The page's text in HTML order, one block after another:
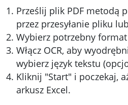
Prześlij plik PDF metodą
przez przesyłanie pliku
Wybierz potrzebny format
Włącz OCR, aby
wybierz język tekstu
Kliknij "Start" i poczekaj,
arkusz Excel.